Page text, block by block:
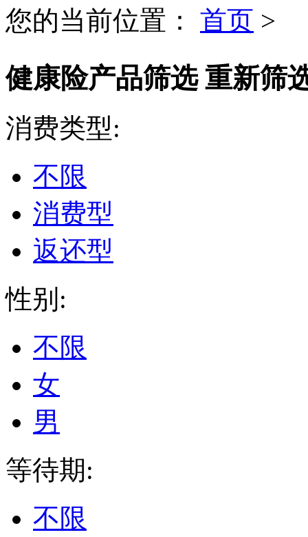
您的当前位置： 首页 >
健康险产品筛选 重新筛
消费类型:
不限
消费型
返还型
性别:
不限
女
男
等待期:
不限